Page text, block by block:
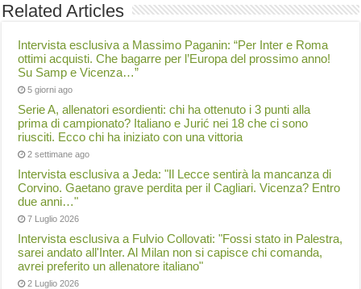
Related Articles
Intervista esclusiva a Massimo Paganin: “Per Inter e Roma
ottimi acquisti. Che bagarre per l’Europa del prossimo anno!
Su Samp e Vicenza…”
5 giorni ago
Serie A, allenatori esordienti: chi ha ottenuto i 3 punti alla
prima di campionato? Italiano e Jurić nei 18 che ci sono
riusciti. Ecco chi ha iniziato con una vittoria
2 settimane ago
Intervista esclusiva a Jeda: "Il Lecce sentirà la mancanza di
Corvino. Gaetano grave perdita per il Cagliari. Vicenza? Entro
due anni…"
7 Luglio 2026
Intervista esclusiva a Fulvio Collovati: "Fossi stato in Palestra,
sarei andato all'Inter. Al Milan non si capisce chi comanda,
avrei preferito un allenatore italiano"
2 Luglio 2026